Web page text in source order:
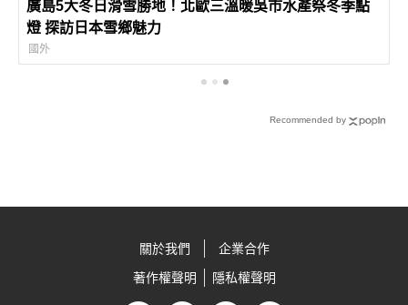
廣島5大冬日滑雪勝地！北歐三溫暖吳市水產祭冬季點
燈 探訪日本雪鄉魅力
國外
Recommended by
關於我們
企業合作
著作權聲明
隱私權聲明